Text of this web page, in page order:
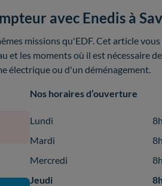
avec Enedis à
missions qu'EDF. Cet article
et les moments où il est nécessaire
électrique ou d'un déménagement.
Nos horaires d’ouverture
Lundi
Mardi
Mercredi
Jeudi